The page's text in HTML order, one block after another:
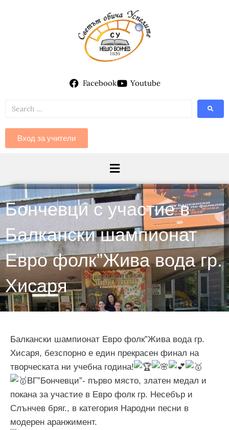
Facebook Youtube
Вход за учители
Бончевци с участие в
Балкански шампионат
Евро фолк”Жива вода гр.
Хисаря
Балкански шампионат Евро фолк”Жива вода гр.
Хисаря, безспорно е един прекрасен финал на
творческата ни учебна година!
ВГ”Бончевци”- първо място, златен медал и
покана за участие в Евро фолк гр. Несебър и
Слънчев бряг., в категория Народни песни в
модерен аранжимент.